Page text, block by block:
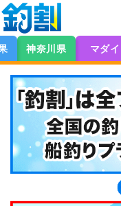
神奈川県 マダイ